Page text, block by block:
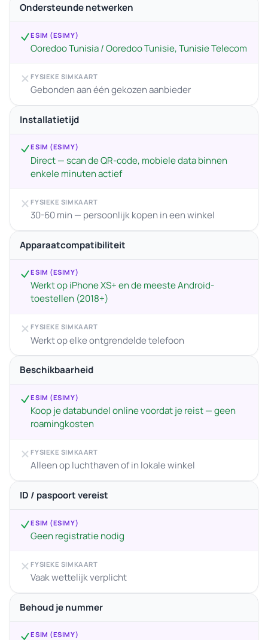
Ondersteunde netwerken
ESIM (ESIMY)
Ooredoo Tunisia / Ooredoo Tunisie, Tunisie Telecom
FYSIEKE SIMKAART
Gebonden aan één gekozen aanbieder
Installatietijd
ESIM (ESIMY)
Direct — scan de QR-code, mobiele data binnen
enkele minuten actief
FYSIEKE SIMKAART
30-60 min — persoonlijk kopen in een winkel
Apparaatcompatibiliteit
ESIM (ESIMY)
Werkt op iPhone XS+ en de meeste Android-
toestellen (2018+)
FYSIEKE SIMKAART
Werkt op elke ontgrendelde telefoon
Beschikbaarheid
ESIM (ESIMY)
Koop je databundel online voordat je reist — geen
roamingkosten
FYSIEKE SIMKAART
Alleen op luchthaven of in lokale winkel
ID / paspoort vereist
ESIM (ESIMY)
Geen registratie nodig
FYSIEKE SIMKAART
Vaak wettelijk verplicht
Behoud je nummer
ESIM (ESIMY)